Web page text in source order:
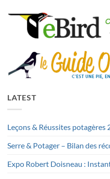
LATEST
Leçons & Réussites potagères
Serre & Potager – Bilan des
Expo Robert Doisneau :